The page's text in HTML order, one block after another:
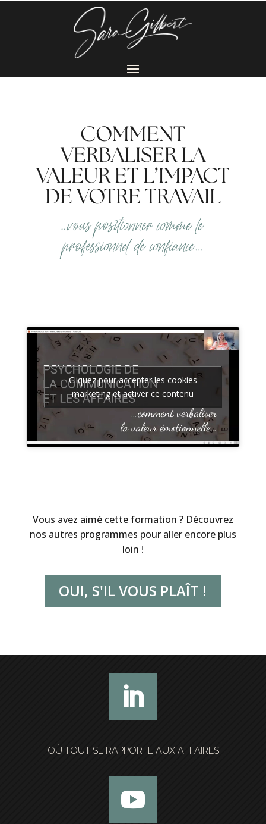
COMMENT
VERBALISER LA
VALEUR ET L’IMPACT
DE VOTRE TRAVAIL
…vous positionner comme le
professionnel de confiance…
Cliquez pour accepter les cookies
marketing et activer ce contenu
Vous avez aimé cette formation ? Découvrez
nos autres programmes pour aller encore plus
loin !
OUI, S'IL VOUS PLAÎT !
OÙ TOUT SE RAPPORTE AUX AFFAIRES